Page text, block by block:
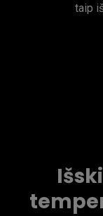
taip